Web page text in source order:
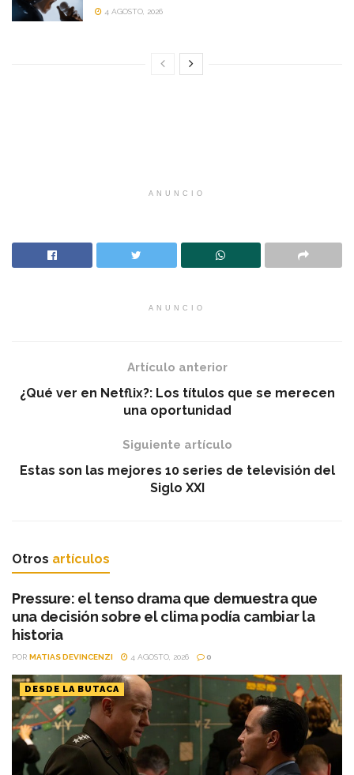
4 AGOSTO, 2026
ANUNCIO
ANUNCIO
Artículo anterior
¿Qué ver en Netflix?: Los títulos que se merecen
una oportunidad
Siguiente artículo
Estas son las mejores 10 series de televisión del
Siglo XXI
Otros artículos
Pressure: el tenso drama que demuestra que
una decisión sobre el clima podía cambiar la
historia
POR MATIAS DEVINCENZI 4 AGOSTO, 2026 0
DESDE LA BUTACA